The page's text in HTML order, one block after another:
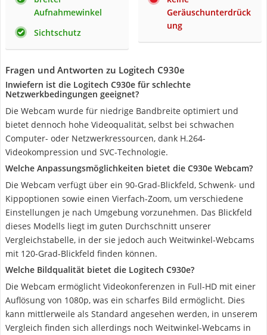
Aufnahmewinkel
Sichtschutz
Geräuschunterdrück
ung
Fragen und Antworten zu Logitech C930e
Inwiefern ist die Logitech C930e für schlechte
Netzwerkbedingungen geeignet?
Die Webcam wurde für niedrige Bandbreite optimiert und
bietet dennoch hohe Videoqualität, selbst bei schwachen
Computer- oder Netzwerkressourcen, dank H.264-
Videokompression und SVC-Technologie.
Welche Anpassungsmöglichkeiten bietet die C930e Webcam?
Die Webcam verfügt über ein 90-Grad-Blickfeld, Schwenk- und
Kippoptionen sowie einen Vierfach-Zoom, um verschiedene
Einstellungen je nach Umgebung vorzunehmen. Das Blickfeld
dieses Modells liegt im guten Durchschnitt unserer
Vergleichstabelle, in der sie jedoch auch Weitwinkel-Webcams
mit 120-Grad-Blickfeld finden können.
Welche Bildqualität bietet die Logitech C930e?
Die Webcam ermöglicht Videokonferenzen in Full-HD mit einer
Auflösung von 1080p, was ein scharfes Bild ermöglicht. Dies
kann mittlerweile als Standard angesehen werden, in unserem
Vergleich finden sich allerdings noch Weitwinkel-Webcams in